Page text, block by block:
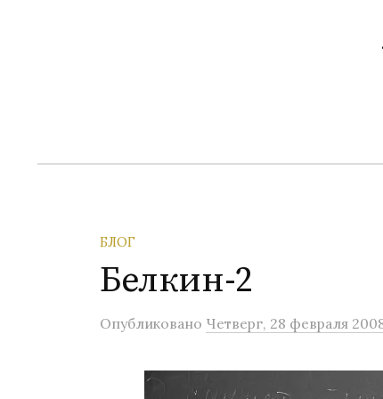
и
БЛОГ
Белкин-2
Опубликовано Четверг, 28 февраля